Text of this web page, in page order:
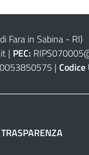
Fara in Sabina - RI)
| PEC:
|
TRASPARENZA